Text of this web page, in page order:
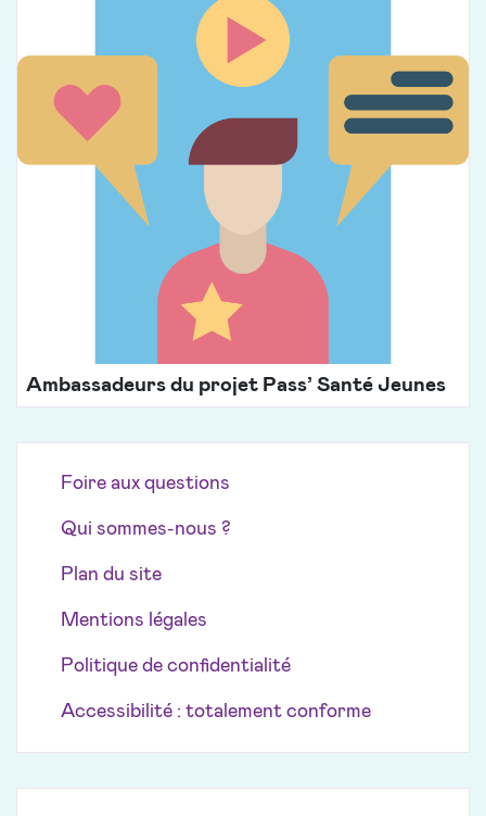
Ambassadeurs du projet Pass’ Santé Jeunes
Foire aux questions
Qui sommes-nous ?
Plan du site
Mentions légales
Politique de confidentialité
Accessibilité : totalement conforme